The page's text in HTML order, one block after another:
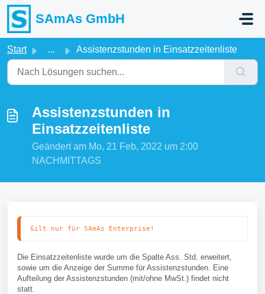
Zum hauptsächlichen Inhalt gehen
SAmAs GmbH
Start ... Assistenzstunden in Einsatzzeitenliste
Assistenzstunden in
Einsatzzeitenliste
Geändert am Mo, 21 Feb, 2022 um 2:00
NACHMITTAGS
Gilt nur für SAmAs Enterprise!
Die Einsatzzeitenliste wurde um die Spalte Ass. Std. erweitert,
sowie um die Anzeige der Summe für Assistenzstunden. Eine
Aufteilung der Assistenzstunden (mit/ohne MwSt.) findet nicht
statt.